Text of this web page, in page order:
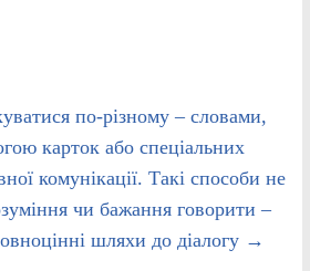
по-різному – словами,
карток або спеціальних
комунікації. Такі способи не
чи бажання говорити –
шляхи до діалогу →